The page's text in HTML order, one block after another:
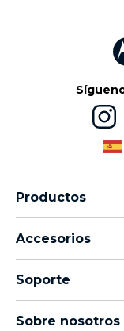
Productos
Familia moto g
thinkphone by
Accesorios
moto tag
Soporte
Sobre nosotros